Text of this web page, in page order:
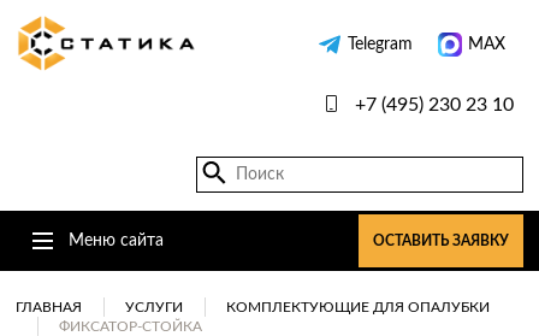
Telegram MAX
+7 (495) 230 23 10
Меню сайта ОСТАВИТЬ ЗАЯВКУ
ГЛАВНАЯ УСЛУГИ
КОМПЛЕКТУЮЩИЕ ДЛЯ ОПАЛУБКИ
ФИКСАТОР-СТОЙКА